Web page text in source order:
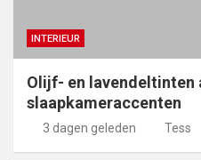
INTERIEUR
Olijf- en lavendeltinten
slaapkameraccenten
3 dagen geleden Tess